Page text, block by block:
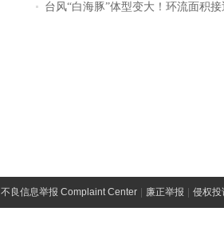
台风“白海豚”体型变大！环流面积接近13个浙江
不良信息举报 Complaint Center 廉正举报 侵权投